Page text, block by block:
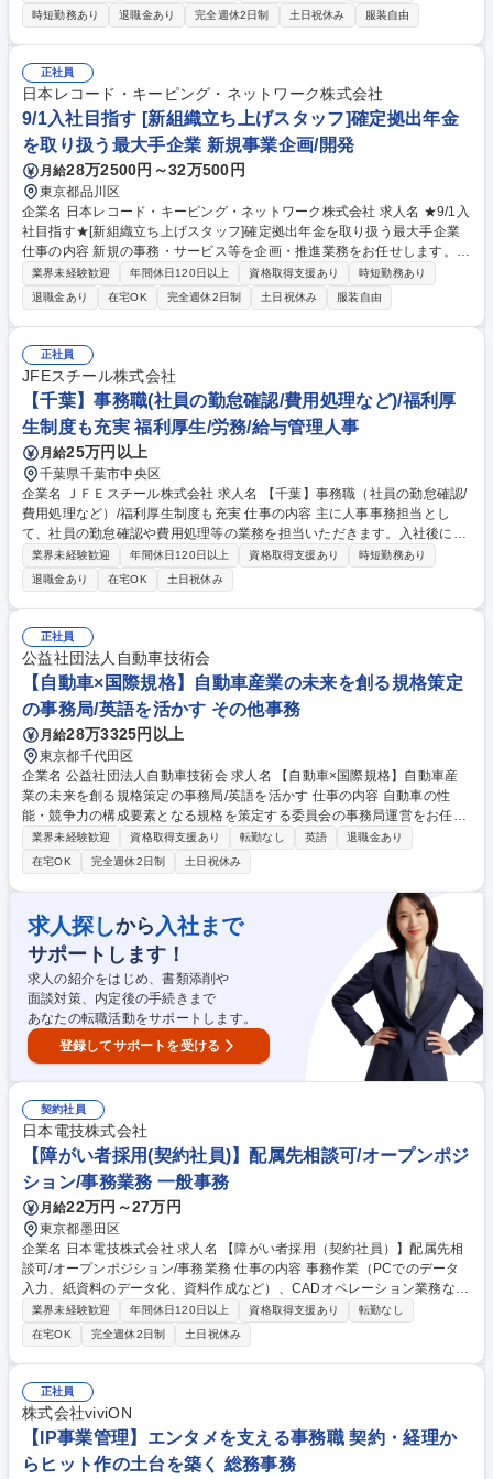
す。 候補者のご経験やご希望に合わせて業務内容を検討しますので、幅広
いポジションにて募集いたします。 【ポジション一覧】■一般事務■社内
システムエンジニア■ゲームプログラマー■ゲームプランナー■CGデザイナ
ー■サウンドクリエイター 募集職種 【障がい者採用/オープンポジション
（神奈川/東京/京都）】
時短勤務あり
退職金あり 完全週休2日制 土日祝休み 服装自由
正社員
日本レコード・キーピング・ネットワーク株式会社
9/1入社目指す [新組織立ち上げスタッフ]確定拠出年金
を取り扱う最大手企業 新規事業企画/開発
月給28万2500円～32万500円
東京都品川区
企業名 日本レコード・キーピング・ネットワーク株式会社 求人名 ★9/1入
社目指す★[新組織立ち上げスタッフ]確定拠出年金を取り扱う最大手企業
仕事の内容 新規の事務・サービス等を企画・推進業務をお任せします。具
体的には運用関連運営管理機関とNRKとの役割分担を見直し、NRK自体
がDCを導入する事業会社に対して、DC事務を支援するサービスを事業化
していきます。 【具体的には】■新組織におけるDC事務フローの設計 ■各
種のマニュアル類や対外説明資料の作成 ■新組織立ち上げ後、軌道に乗せ
るための事業推進 【入社直後の業務内容】入社後1年程度は業務戦略課兼
東京業務課所属となり、新しい事務サービスについて一定の理解を深めて
いただきながら、主には東京業務課にて加入登録や拠出金の事務等を中心
に実務の経験を重ねていただきます。 募集職種 ★9/1入社目指す★[新組織
立ち上げスタッフ]確定拠出年金を取り扱う最大手企業
業界未経験歓迎 年間休日120日以上 資格取得支援あり
時短勤務あり
退職金あり
在宅OK 完全週休2日制 土日祝休み 服装自由
正社員
JFEスチール株式会社
【千葉】事務職(社員の勤怠確認/費用処理など)/福利厚
生制度も充実 福利厚生/労務/給与管理人事
月給25万円以上
千葉県千葉市中央区
企業名 ＪＦＥスチール株式会社 求人名 【千葉】事務職（社員の勤怠確認/
費用処理など）/福利厚生制度も充実 仕事の内容 主に人事事務担当とし
て、社員の勤怠確認や費用処理等の業務を担当いただきます。入社後に先
輩社員からの指導のもとで業務を習得いただきますので、人事事務業務に
ご興味がある方は是非ご応募ください。 【業務例】社員の勤怠チェック
(COMPANY)、費用処理(経費精算システム使用)/社員問い合わせ対応(会社
制度、勤怠IP等)/入社2年目4年目対象の研修業務/キャリア採用業務(所属
への書類選考依頼/入社初日受け入れ対応等) ※勤怠関連業務・人事関連手
続き業務・費用処理実務から習得頂き、将来的には社内研修の企画なども
お任せする可能性がございます。 募集職種 【千葉】事務職（社員の勤怠
確認/費用処理など）/福利厚生制度も充実
業界未経験歓迎 年間休日120日以上 資格取得支援あり
時短勤務あり
退職金あり
在宅OK 土日祝休み
正社員
公益社団法人自動車技術会
【自動車×国際規格】自動車産業の未来を創る規格策定
の事務局/英語を活かす その他事務
月給28万3325円以上
東京都千代田区
企業名 公益社団法人自動車技術会 求人名 【自動車×国際規格】自動車産
業の未来を創る規格策定の事務局/英語を活かす 仕事の内容 自動車の性
能・競争力の構成要素となる規格を策定する委員会の事務局運営をお任せ
します。産官学のエンジニアが円滑に議論できる環境を整え、業界の共通
仕様を文書化する標準化活動のプロセスを推進・支援します。 １：国内規
格（JASO・JIS）作成に関わる委員会運営業務■委員会の活動計画の検
討・作成支援 ■委員会の会合の日程調整・準備・当日の運営 ■規格作成の
ルール・手順について委員会への助言 ２：国際規格（ISO）作成に関わる
委員会運営業務■ISOに設置された国際作業委員会への参加支援 ■ISOと国
内委員会との間の窓口機能 ３：その他■JASO規格・JIS規格発行に関わる
業務（校正・編集）■関係省庁・関係団体との連絡・渉外 募集職種 【自動
車×国際規格】自動車産業の未来を創る規格策定の事務局/英語を活かす
業界未経験歓迎 資格取得支援あり 転勤なし 英語
退職金あり
在宅OK
完全週休2日制 土日祝休み
求人探しから 入社まで
サポートします！
求人の紹介をはじめ、書類添削や
面談対策、内定後の手続きまで
あなたの転職活動をサポートします。
登録してサポートを受ける
契約社員
日本電技株式会社
【障がい者採用(契約社員)】配属先相談可/オープンポジ
ション/事務業務 一般事務
月給22万円～27万円
東京都墨田区
企業名 日本電技株式会社 求人名 【障がい者採用（契約社員）】配属先相
談可/オープンポジション/事務業務 仕事の内容 事務作業（PCでのデータ
入力、紙資料のデータ化、資料作成など）、CADオペレーション業務など
ご経験に合わせてお任せします。少しずつ業務の幅を広げ、ステップアッ
プを目指していただけるポジションです。 【フォロー体制】■入社後、業
務に慣れるまでは時短勤務など、柔軟にご相談可能。■電話対応が難しい
場合は書類作成業務をお任せするなどご障がい内容に合わせて柔軟に業務
をお任せします。■入社後も同部署の方がフォロー致します。必要であれ
ば専任の相談担当もお付けしますので自分のペースで働ける環境が整って
います。(配属部署には2～8名ほど在籍)■産業医もおりますので、体調を
考慮して働ける環境も整っております。 募集職種 【障がい者採用（契約
社員）】配属先相談可/オープンポジション/事務業務
業界未経験歓迎 年間休日120日以上 資格取得支援あり
転勤なし
在宅OK
完全週休2日制 土日祝休み
正社員
株式会社viviON
【IP事業管理】エンタメを支える事務職 契約・経理か
らヒット作の土台を築く 総務事務